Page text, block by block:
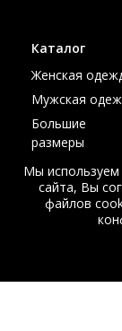
©
Каталог
Женская
Мужская
Большие
размеры
Акции
Мы
сайта, Вы
файлов